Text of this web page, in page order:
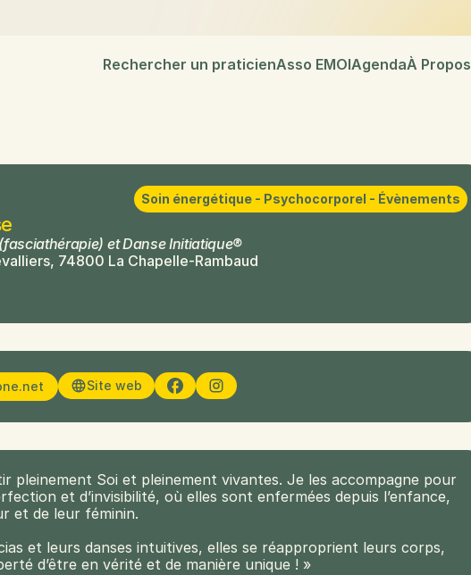
Rechercher un praticienAsso EMOIAgendaÀ Propos
Soin énergétique - Psychocorporel - Évènements
et Danse Initiatique®
74800 La Chapelle-Rambaud
Site web
pleinement Soi et pleinement vivantes. Je les accompagne pour
et d’invisibilité, où elles sont enfermées depuis l’enfance,
et de leur féminin.
et leurs danses intuitives, elles se réapproprient leurs corps,
d’être en vérité et de manière unique ! »